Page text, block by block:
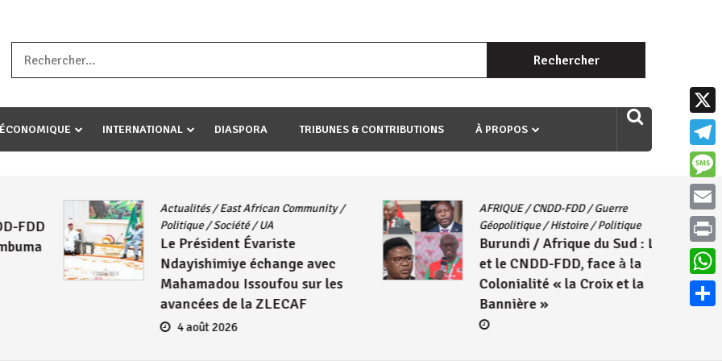
umariye umuryango wawe canke igihugu cakwibarutse .Wewe uri ngaha ndagusigiye iki kibazo : Uriko ukora iki kugira ngo
Rechercher :
INTERNATIONAL DIASPORA TRIBUNES & CONTRIBUTIONS À PROPOS
Actualités/East African Community/
Politique/Société/UA
Le Président Évariste
Ndayishimiye échange avec
Mahamadou Issoufou sur les
avancées de la ZLECAF
4 août 2026
AFRIQUE/CNDD-FDD/Guerre
Géopolitique/Histoire/Politique
Burundi / Afrique du Sud : L’ANC
et le CNDD-FDD, face à la
Colonialité « la Croix et la
Bannière »
X
Email
Print